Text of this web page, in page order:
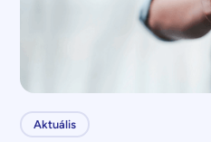
Aktuális